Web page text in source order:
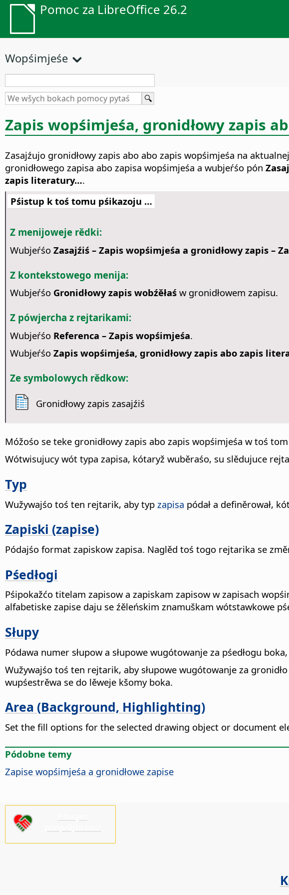
Pomoc za LibreOffice 26.2
Wopśimjeśe
Zapis wopśimjeśa, gronidłowy zapis
Zasajźujo gronidłowy zapis abo abo zapis wopśimjeśa na
gronidłowego zapisa abo zapisa wopśimjeśa a wubjeŕśo pón
zapis literatury….
Pśistup k toś tomu pśikazoju …
Z menijoweje rědki:
Wubjeŕśo Zasajźiś – Zapis wopśimjeśa a gronidłowy zapis –
Z kontekstowego menija:
Wubjeŕśo Gronidłowy zapis wobźěłaśw gronidłowem zapisu.
Z pówjercha z rejtarikami:
Wubjeŕśo Referenca – Zapis wopśimjeśa.
Wubjeŕśo Zapis wopśimjeśa, gronidłowy zapis abo zapis
Ze symbolowych rědkow:
Gronidłowy zapis zasajźiś
Móžośo se teke gronidłowy zapis abo zapis wopśimjeśa w toś
Wótwisujucy wót typa zapisa, kótaryž wuběraśo, su slědujuce
Typ
Wužywajśo toś ten rejtarik, aby typ zapisa pódał a definěrował,
Zapiski (zapise)
Pódajśo format zapiskow zapisa. Naglěd toś togo rejtarika se
Pśedłogi
Pśipokažćo titelam zapisow a zapiskam zapisow w zapisach
alfabetiske zapise daju se źěleńskim znamuškam wótstawkowe
Słupy
Pódawa numer słupow a słupowe wugótowanje za pśedłogu
Wužywajśo toś ten rejtarik, aby słupowe wugótowanje za
wupśestrěwa se do lěweje kšomy boka.
Area (Background, Highlighting)
Set the fill options for the selected drawing object or document
Pódobne temy
Zapise wopśimjeśa a gronidłowe zapise